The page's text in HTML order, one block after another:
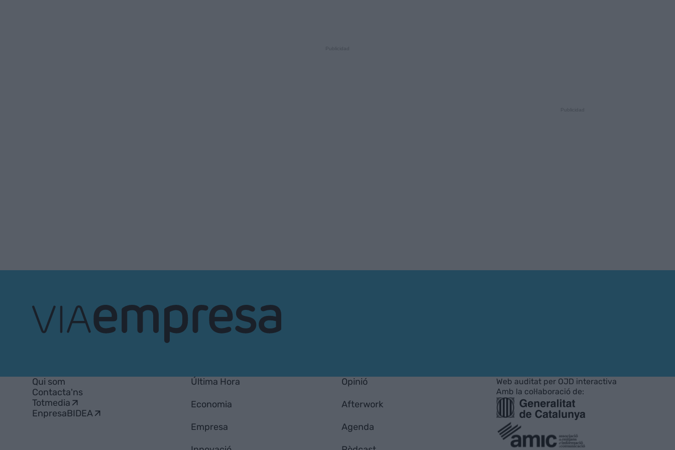
Qui som
Contacta'ns
Totmedia
EnpresaBIDEA
Última Hora
Economia
Empresa
Opinió
Afterwork
Agenda
Web auditat per OJD interactiva
Amb la col·laboració de: